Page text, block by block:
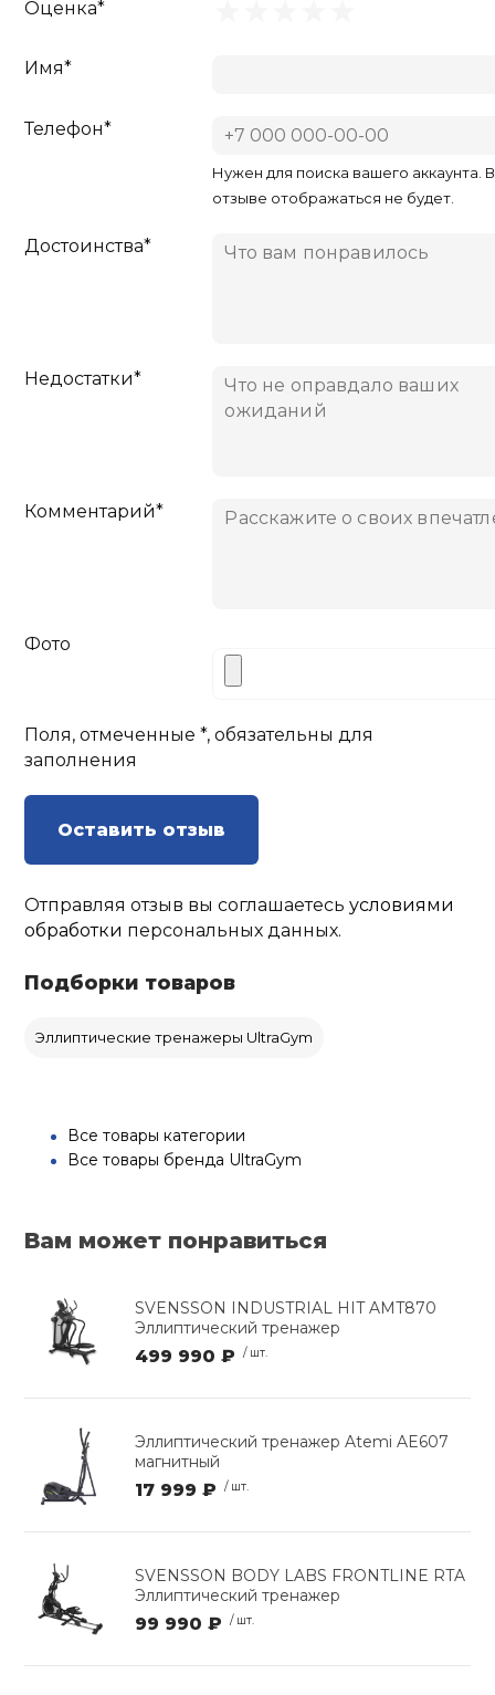
Оценка*
Имя*
Телефон*
Нужен для поиска вашего аккаунта. В
отзыве отображаться не будет.
Достоинства*
Недостатки*
Комментарий*
Фото
Поля, отмеченные *, обязательны для
заполнения
Оставить отзыв
Отправляя отзыв вы соглашаетесьусловиями
обработки персональных данных.
Подборки товаров
Эллиптические тренажеры UltraGym
Все товары категории
Все товары бренда UltraGym
Вам может понравиться
SVENSSON INDUSTRIAL HIT AMT870
Эллиптический тренажер
499 990 ₽ / шт.
Эллиптический тренажер Atemi AE607
магнитный
17 999 ₽ / шт.
SVENSSON BODY LABS FRONTLINE RTA
Эллиптический тренажер
99 990 ₽ / шт.